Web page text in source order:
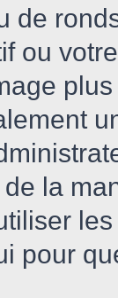
de
ou
la
pour